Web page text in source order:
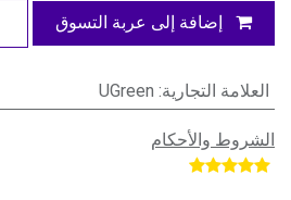
إضافة إلى عربة التسوق
العلامة التجارية:
UGreen
الشروط والأحكام